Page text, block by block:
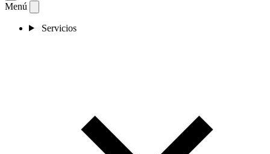
Menú
Servicios